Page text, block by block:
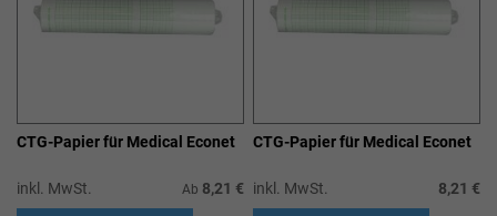
CTG-Papier für Medical Econet
inkl. MwSt. Ab 8,21 €
CTG-Papier für Medical Econet
inkl. MwSt. 8,21 €